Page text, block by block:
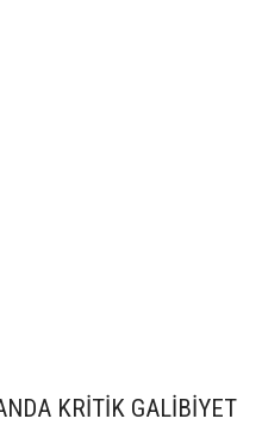
KRİTİK GALİBİYET